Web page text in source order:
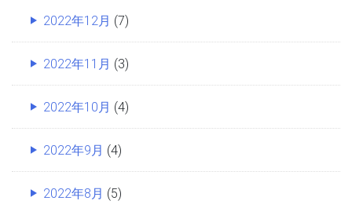
2022年12月 (7)
2022年11月 (3)
2022年10月 (4)
2022年9月 (4)
2022年8月 (5)